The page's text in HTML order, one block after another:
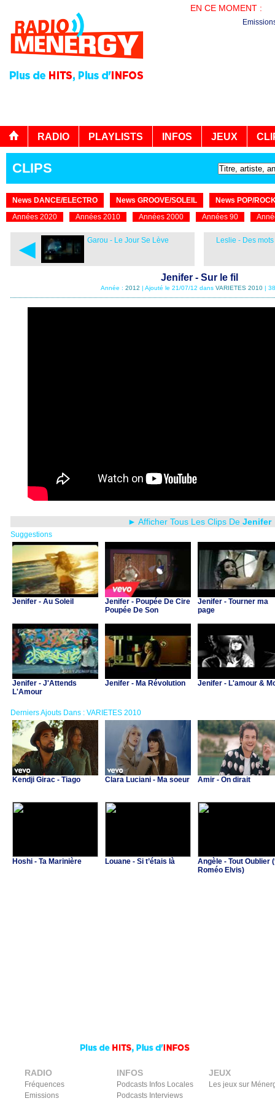
EN CE MOMENT :
RADIO PLAYLISTS INFOS JEUX
CLIPS
News DANCE/ELECTRO News GROOVE/SOLEIL
News POP/
Années 2020
Années 2010 Années 2000 Années 90
◄ Garou - Le Jour Se Lève Leslie - Des
Jenifer - Sur le fil
Année : 2012 | Ajouté le 21/07/12 dans VARIETES 2010|
► Afficher Tous Les Clips De Jenifer
Suggestions
Jenifer - Au Soleil
Jenifer - Poupée De Cire
Poupée De Son
Jenifer - Tourner ma
page
Jenifer - J'Attends
L'Amour
Jenifer - Ma Révolution Jenifer - L'amour &
Derniers Ajouts Dans : VARIETES 2010
Kendji Girac - Tiago Clara Luciani - Ma soeur Amir - On dirait
Hoshi - Ta Marinière Louane - Si t’étais là
Angèle - Tout Oublier
Roméo Elvis)
RADIO
Fréquences
Emissions
INFOS
Podcasts Infos Locales
Podcasts Interviews
JEUX
Les jeux sur